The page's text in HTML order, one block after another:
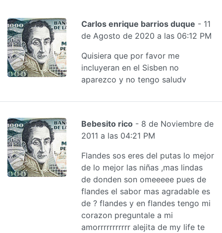
Carlos enrique barrios duque - 11
de Agosto de 2020 a las 06:12 PM
Quisiera que por favor me
incluyeran en el Sisben no
aparezco y no tengo saludv
Bebesito rico - 8 de Noviembre de
2011 a las 04:21 PM
Flandes sos eres del putas lo mejor
de lo mejor las niñas ,mas lindas
de donden son omeeeee pues de
flandes el sabor mas agradable es
de ? flandes y en flandes tengo mi
corazon preguntale a mi
amorrrrrrrrrrr alejita de my life te